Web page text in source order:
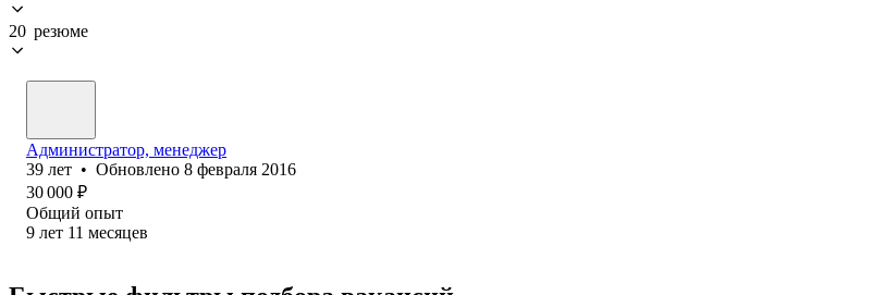
20 резюме
Администратор, менеджер
39 лет • Обновлено 8 февраля 2016
30 000 ₽
Общий опыт
9 лет 11 месяцев